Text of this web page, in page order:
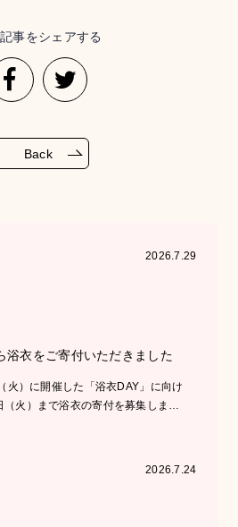
事をシェアする
Back
2026.7.29
浴衣をご寄付いただきました
火）に開催した「浴衣DAY」に向け
（火）まで浴衣の寄付を募集しま…
2026.7.24